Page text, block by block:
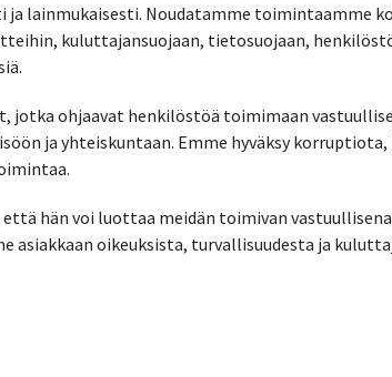
lainmukaisesti. Noudatamme toimintaamme
kuluttajansuojaan, tietosuojaan,
ohjaavat henkilöstöä toimimaan
ja yhteiskuntaan. Emme hyväksy
hän voi luottaa meidän toimivan
asiakkaan oikeuksista, turvallisuudesta ja